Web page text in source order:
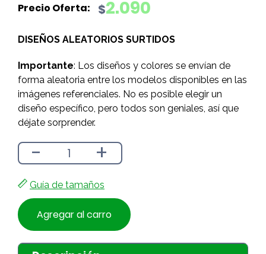
original
$2.290.
$2.090
actual
$2.090.
DISEÑOS ALEATORIOS SURTIDOS
Importante: Los diseños y colores se envían de
forma aleatoria entre los modelos disponibles en las
imágenes referenciales. No es posible elegir un
diseño específico, pero todos son geniales, así que
déjate sorprender.
- +
Guía de tamaños
Agregar al carro